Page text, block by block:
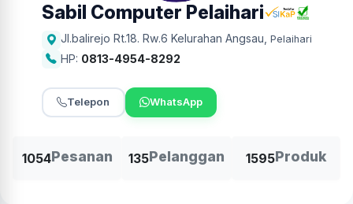
Sabil Computer Pelaihari
Jl.balirejo Rt.18. Rw.6 Kelurahan Angsau Pelaihari
HP: 0813-4954-8292
Telepon WhatsApp
1054Pesanan 135Pelanggan 1595Produk